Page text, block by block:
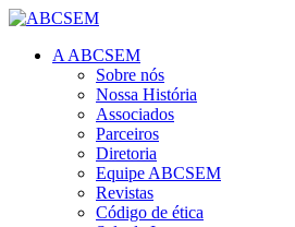
A ABCSEM
Sobre nós
Nossa História
Associados
Parceiros
Diretoria
Equipe ABCSEM
Revistas
Código de ética